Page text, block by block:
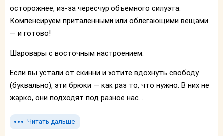
осторожнее, из-за чересчур объемного силуэта.
Компенсируем приталенными или облегающими вещами
— и готово!
Шаровары с восточным настроением.
Если вы устали от скинни и хотите вдохнуть свободу
(буквально), эти брюки — как раз то, что нужно. В них не
жарко, они подходят под разное нас...
Читать дальше